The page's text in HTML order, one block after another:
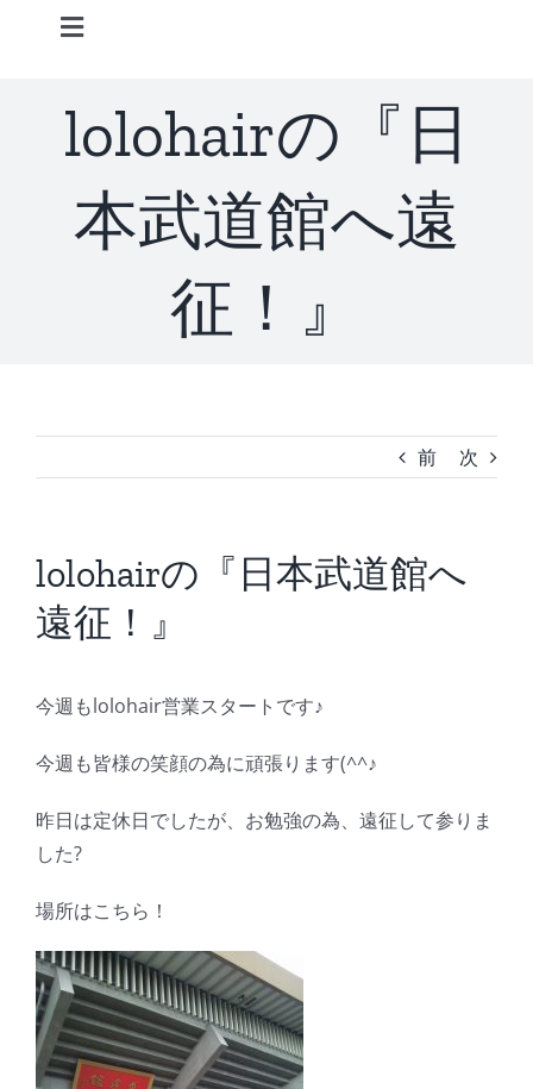
Toggle
STAFF
ACCESS
BLOG
Reservation
lolohairの『日
本武道館へ遠
征！』
前 次
lolohairの『日本武道館へ
遠征！』
今週もlolohair営業スタートです♪
今週も皆様の笑顔の為に頑張ります(^^♪
昨日は定休日でしたが、お勉強の為、遠征して参りま
した?
場所はこちら！